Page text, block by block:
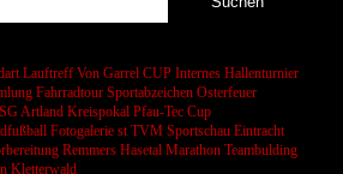
Lauftreff Von Garrel CUP Internes Hallenturnier
Fahrradtour Sportabzeichen Osterfeuer
Artland Kreispokal Pfau-Tec Cup
Fotogalerie st TVM Sportschau Eintracht
Remmers Hasetal Marathon Teambulding
Kletterwald